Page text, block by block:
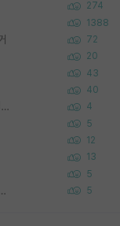
274
1388
72
20
43
40
왜 후배가 못하는걸 교수님은 내 책임으로 돌리는걸까요? 4
5
12
13
5
정보보안 연구하는 입장에선 식별가능한 사진을 올리는건 비추이긴함 5